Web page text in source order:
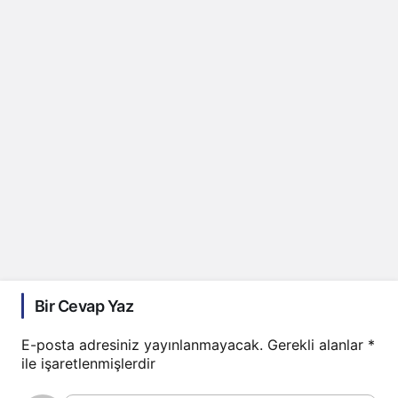
Bir Cevap Yaz
E-posta adresiniz yayınlanmayacak. Gerekli alanlar *
ile işaretlenmişlerdir